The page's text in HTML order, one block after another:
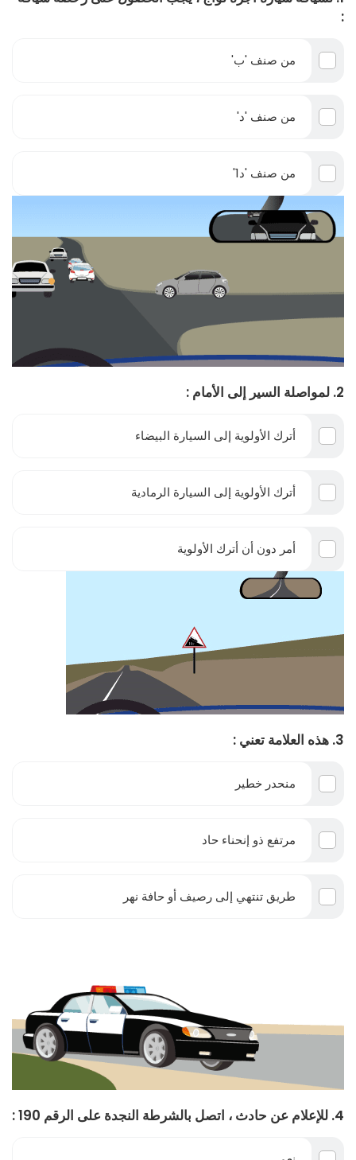
:
من صنف 'ب'
من صنف 'د'
من صنف 'د1'
2. لمواصلة السير إلى الأمام :
أترك الأولوية إلى السيارة البيضاء
أترك الأولوية إلى السيارة الرمادية
أمر دون أن أترك الأولوية
3. هذه العلامة تعني :
منحدر خطير
مرتفع ذو إنحناء حاد
طريق تنتهي إلى رصيف أو حافة نهر
4. للإعلام عن حادث ، اتصل بالشرطة النجدة على الرقم 190 :